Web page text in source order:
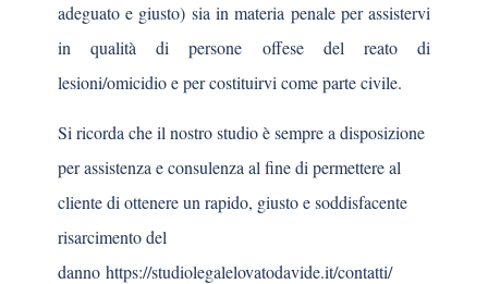
adeguato e giusto) sia in materia penale per assistervi
in qualità di persone offese del reato di
lesioni/omicidio e per costituirvi come parte civile.
Si ricorda che il nostro studio è sempre a disposizione
per assistenza e consulenza al fine di permettere al
cliente di ottenere un rapido, giusto e soddisfacente
risarcimento del
dannohttps://studiolegalelovatodavide.it/contatti/